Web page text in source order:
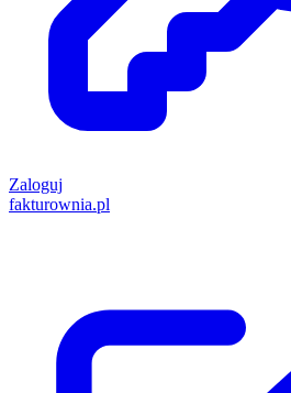
Zaloguj
fakturownia.pl